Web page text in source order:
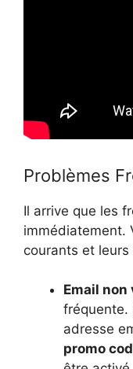
Problèmes
Il arrive que les
immédiatement.
courants et leurs
Email non
fréquente.
adresse
promo